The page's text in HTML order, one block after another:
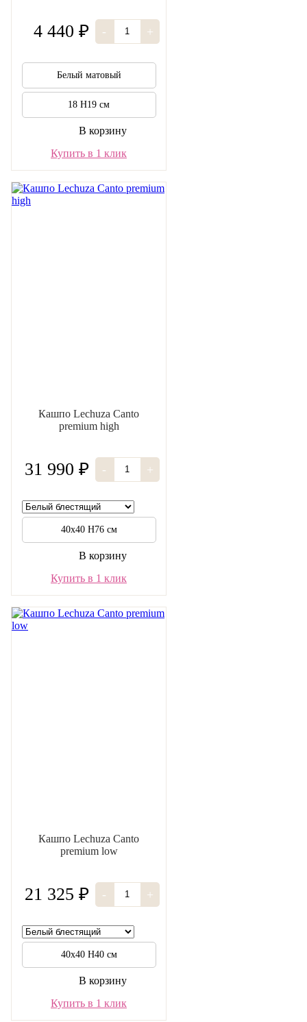
4 440 ₽ - +
Белый матовый
18 H19 см
В корзину
Купить в 1 клик
Кашпо Lechuza Canto
premium high
31 990 ₽ - +
40х40 Н76 см
В корзину
Купить в 1 клик
Кашпо Lechuza Canto
premium low
21 325 ₽ - +
40х40 Н40 см
В корзину
Купить в 1 клик